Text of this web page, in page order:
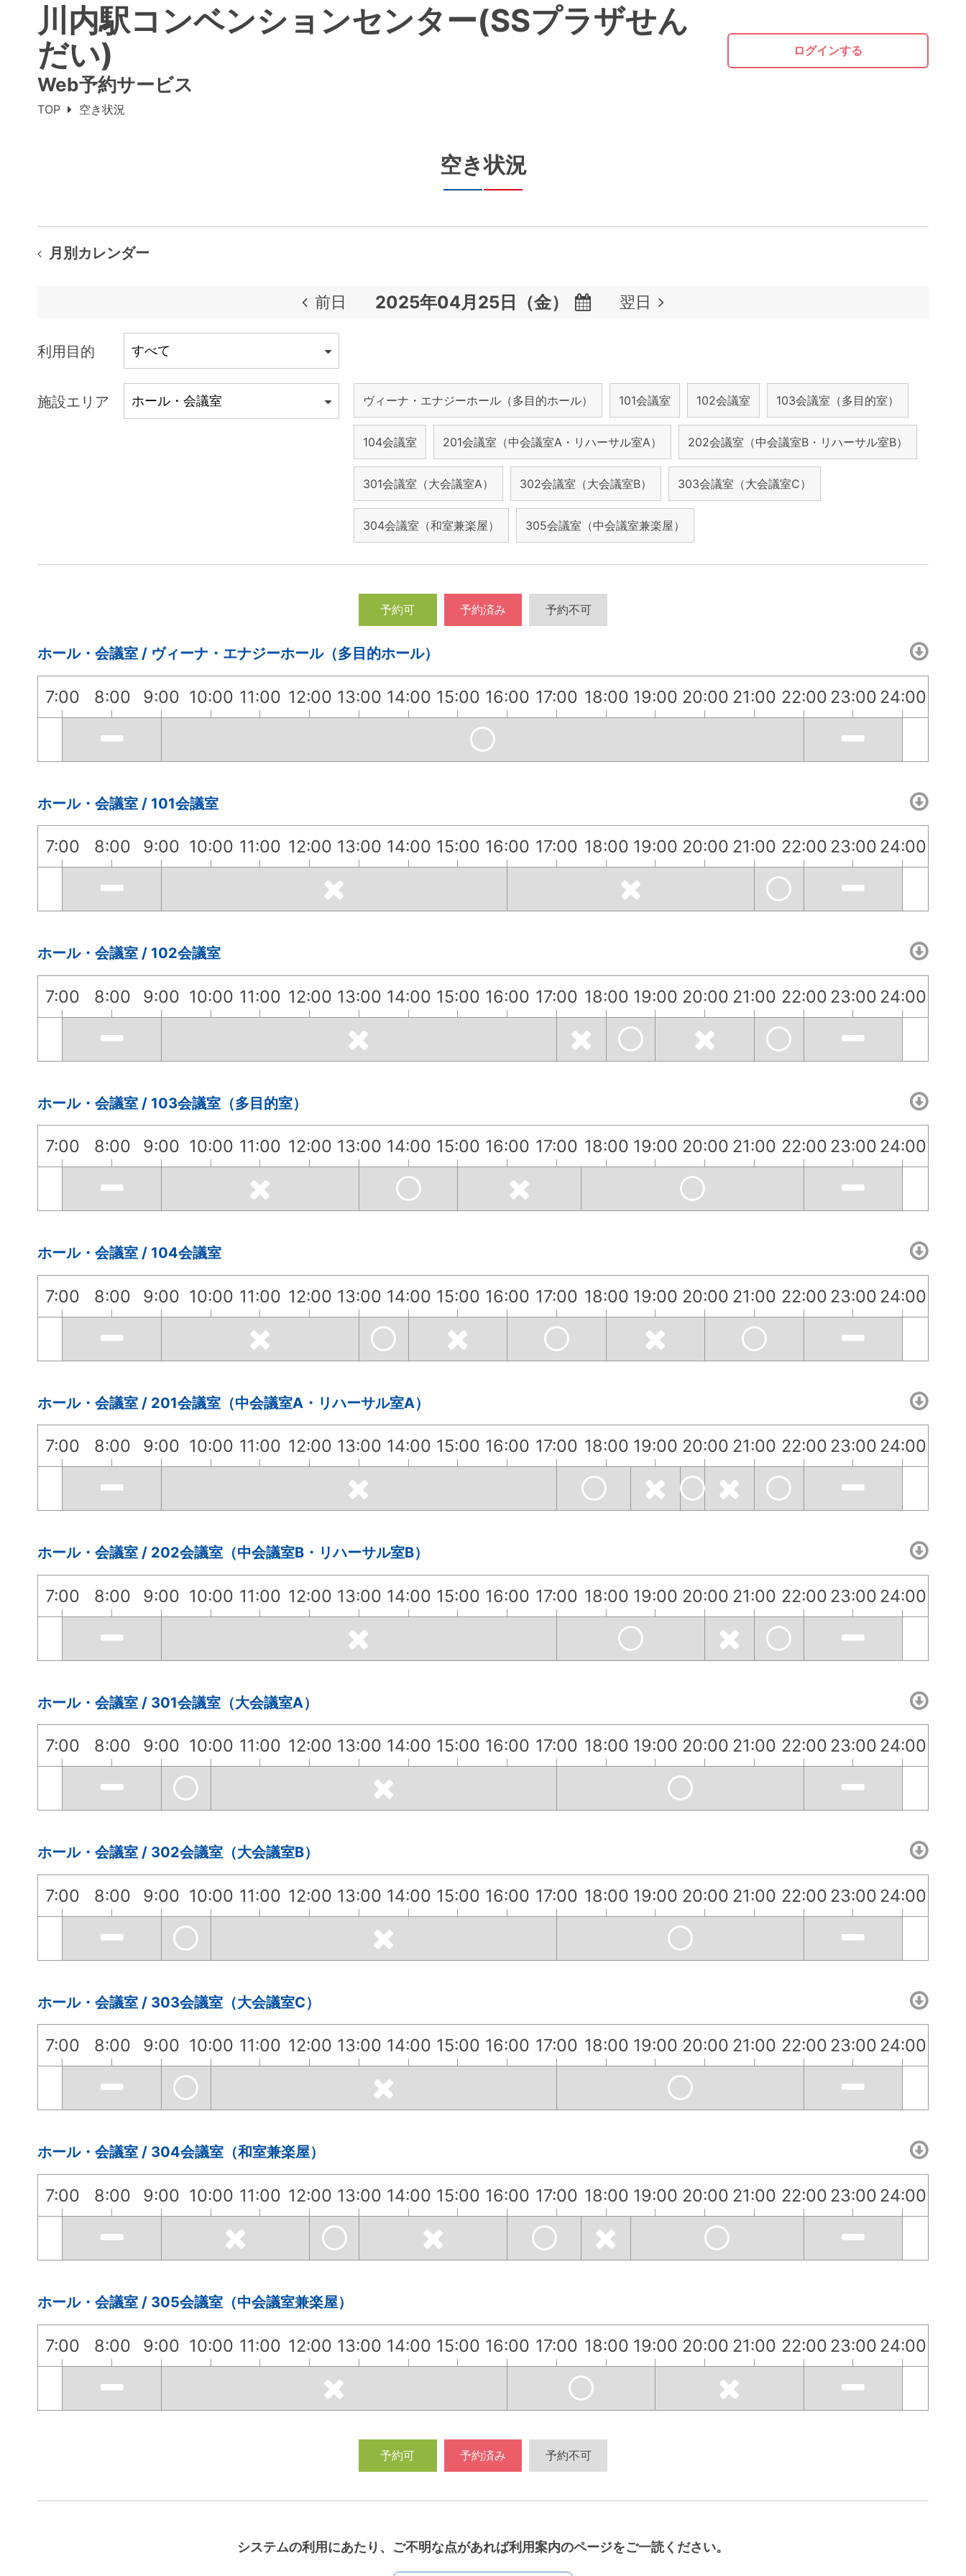
川内駅コンベンションセンター(SSプラザせん
だい)
Web予約サービス
ログインする
TOP 空き状況
空き状況
月別カレンダー
前日  翌日
利用目的
施設エリア ヴィーナ・エナジーホール（多目的ホール） 101会議室 102会議室 103会議室（多目的室）
104会議室 201会議室（中会議室A・リハーサル室A） 202会議室（中会議室B・リハーサル室B）
301会議室（大会議室A） 302会議室（大会議室B） 303会議室（大会議室C）
304会議室（和室兼楽屋） 305会議室（中会議室兼楽屋）
予約可 予約済み 予約不可
ホール・会議室 / ヴィーナ・エナジーホール（多目的ホール）
7:00 8:00 9:00 10:00 11:00 12:00 13:00 14:00 15:00 16:00 17:00 18:00 19:00 20:00 21:00 22:00 23:00 24:00
ホール・会議室 / 101会議室
7:00 8:00 9:00 10:00 11:00 12:00 13:00 14:00 15:00 16:00 17:00 18:00 19:00 20:00 21:00 22:00 23:00 24:00
ホール・会議室 / 102会議室
7:00 8:00 9:00 10:00 11:00 12:00 13:00 14:00 15:00 16:00 17:00 18:00 19:00 20:00 21:00 22:00 23:00 24:00
ホール・会議室 / 103会議室（多目的室）
7:00 8:00 9:00 10:00 11:00 12:00 13:00 14:00 15:00 16:00 17:00 18:00 19:00 20:00 21:00 22:00 23:00 24:00
ホール・会議室 / 104会議室
7:00 8:00 9:00 10:00 11:00 12:00 13:00 14:00 15:00 16:00 17:00 18:00 19:00 20:00 21:00 22:00 23:00 24:00
ホール・会議室 / 201会議室（中会議室A・リハーサル室A）
7:00 8:00 9:00 10:00 11:00 12:00 13:00 14:00 15:00 16:00 17:00 18:00 19:00 20:00 21:00 22:00 23:00 24:00
ホール・会議室 / 202会議室（中会議室B・リハーサル室B）
7:00 8:00 9:00 10:00 11:00 12:00 13:00 14:00 15:00 16:00 17:00 18:00 19:00 20:00 21:00 22:00 23:00 24:00
ホール・会議室 / 301会議室（大会議室A）
7:00 8:00 9:00 10:00 11:00 12:00 13:00 14:00 15:00 16:00 17:00 18:00 19:00 20:00 21:00 22:00 23:00 24:00
ホール・会議室 / 302会議室（大会議室B）
7:00 8:00 9:00 10:00 11:00 12:00 13:00 14:00 15:00 16:00 17:00 18:00 19:00 20:00 21:00 22:00 23:00 24:00
ホール・会議室 / 303会議室（大会議室C）
7:00 8:00 9:00 10:00 11:00 12:00 13:00 14:00 15:00 16:00 17:00 18:00 19:00 20:00 21:00 22:00 23:00 24:00
ホール・会議室 / 304会議室（和室兼楽屋）
7:00 8:00 9:00 10:00 11:00 12:00 13:00 14:00 15:00 16:00 17:00 18:00 19:00 20:00 21:00 22:00 23:00 24:00
ホール・会議室 / 305会議室（中会議室兼楽屋）
7:00 8:00 9:00 10:00 11:00 12:00 13:00 14:00 15:00 16:00 17:00 18:00 19:00 20:00 21:00 22:00 23:00 24:00
予約可 予約済み 予約不可
システムの利用にあたり、ご不明な点があれば利用案内のページをご一読ください。